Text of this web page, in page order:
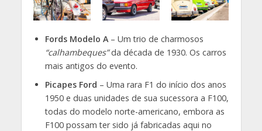
Fords Modelo A– Um trio de charmosos
“calhambeques”da década de 1930. Os carros
mais antigos do evento.
Picapes Ford – Uma rara F1 do início dos anos
1950 e duas unidades de sua sucessora a F100,
todas do modelo norte-americano, embora as
F100 possam ter sido já fabricadas aqui no